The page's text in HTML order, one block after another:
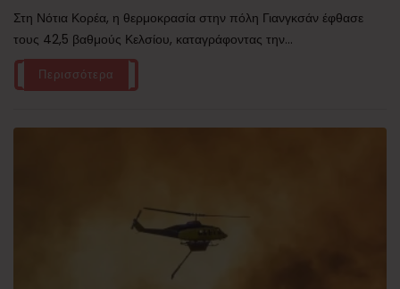
Στη Νότια Κορέα, η θερμοκρασία στην πόλη Γιανγκσάν έφθασε
τους 42,5 βαθμούς Κελσίου, καταγράφοντας την...
Περισσότερα